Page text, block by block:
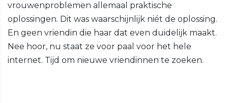
vrouwenproblemen allemaal praktische
oplossingen. Dit was waarschijnlijk niét de oplossing.
En geen vriendin die haar dat even duidelijk maakt.
Nee hoor, nu staat ze voor paal voor het hele
internet. Tijd om nieuwe vriendinnen te zoeken.